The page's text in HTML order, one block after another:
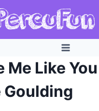
Me Like
Goulding